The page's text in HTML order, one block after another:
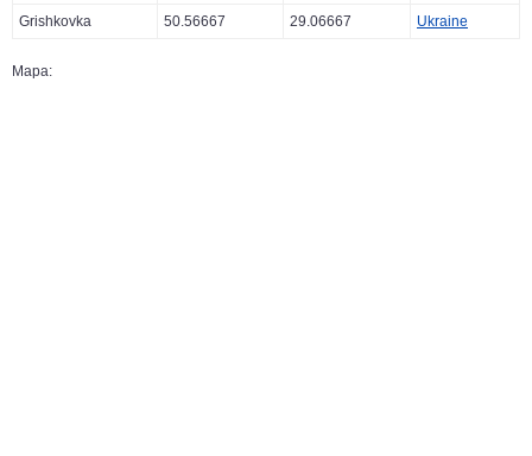
Grishkovka 50.56667 29.06667 Ukraine
Mapa: